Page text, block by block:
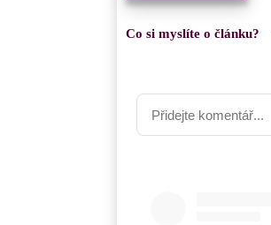
Co si myslíte o článku?